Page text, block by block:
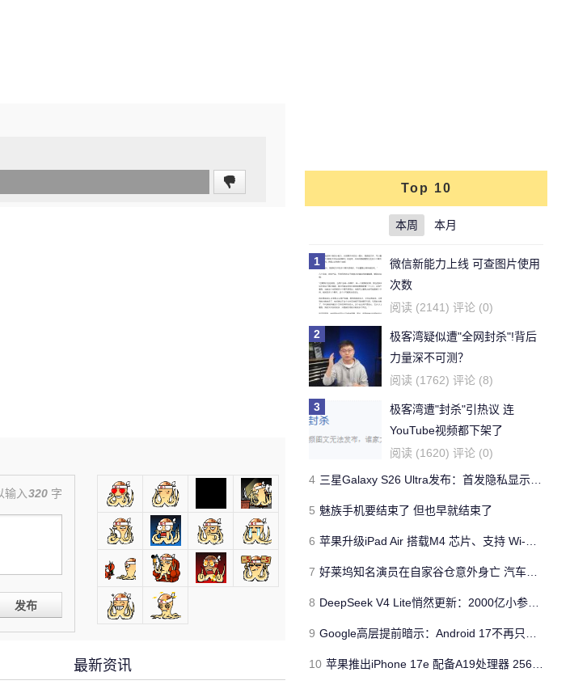
输入320 字
发布
最新资讯
Top 10
本周 本月
1
微信新能力上线 可查图片使用
次数
阅读 (2141) 评论 (0)
2
极客湾疑似遭"全网封杀"!背后
力量深不可测？
阅读 (1762) 评论 (8)
3
极客湾遭"封杀"引热议 连
YouTube视频都下架了
阅读 (1620) 评论 (0)
4 三星Galaxy S26 Ultra发布：首发隐私显示屏、骁龙 8 Elite Gen 5与60W闪充
5 魅族手机要结束了 但也早就结束了
6 苹果升级iPad Air 搭载M4 芯片、支持 Wi‑Fi 7 售价不变
7 好莱坞知名演员在自家谷仓意外身亡 汽车搭电时突然自燃
8 DeepSeek V4 Lite悄然更新：2000亿小参数性能逼近美国顶流
9 Google高层提前暗示：Android 17不再只是操作系统
10 苹果推出iPhone 17e 配备A19处理器 256GB容量起步 刘海屏依旧